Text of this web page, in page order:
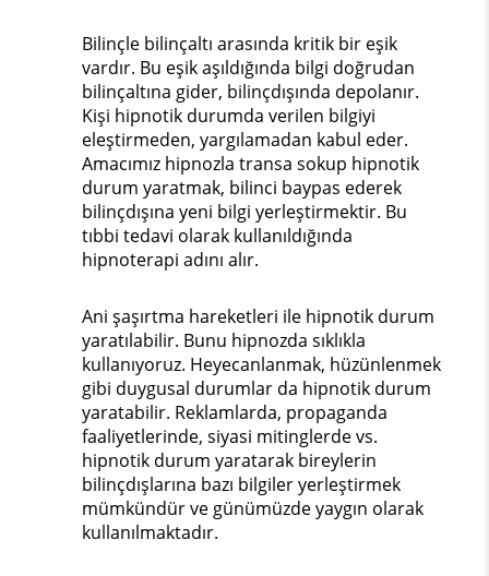
Bilinçle bilinçaltı arasında kritik bir eşik
vardır. Bu eşik aşıldığında bilgi doğrudan
bilinçaltına gider, bilinçdışında depolanır.
Kişi hipnotik durumda verilen bilgiyi
eleştirmeden, yargılamadan kabul eder.
Amacımız hipnozla transa sokup hipnotik
durum yaratmak, bilinci baypas ederek
bilinçdışına yeni bilgi yerleştirmektir. Bu
tıbbi tedavi olarak kullanıldığında
hipnoterapi adını alır.
Ani şaşırtma hareketleri ile hipnotik durum
yaratılabilir. Bunu hipnozda sıklıkla
kullanıyoruz. Heyecanlanmak, hüzünlenmek
gibi duygusal durumlar da hipnotik durum
yaratabilir. Reklamlarda, propaganda
faaliyetlerinde, siyasi mitinglerde vs.
hipnotik durum yaratarak bireylerin
bilinçdışlarına bazı bilgiler yerleştirmek
mümkündür ve günümüzde yaygın olarak
kullanılmaktadır.